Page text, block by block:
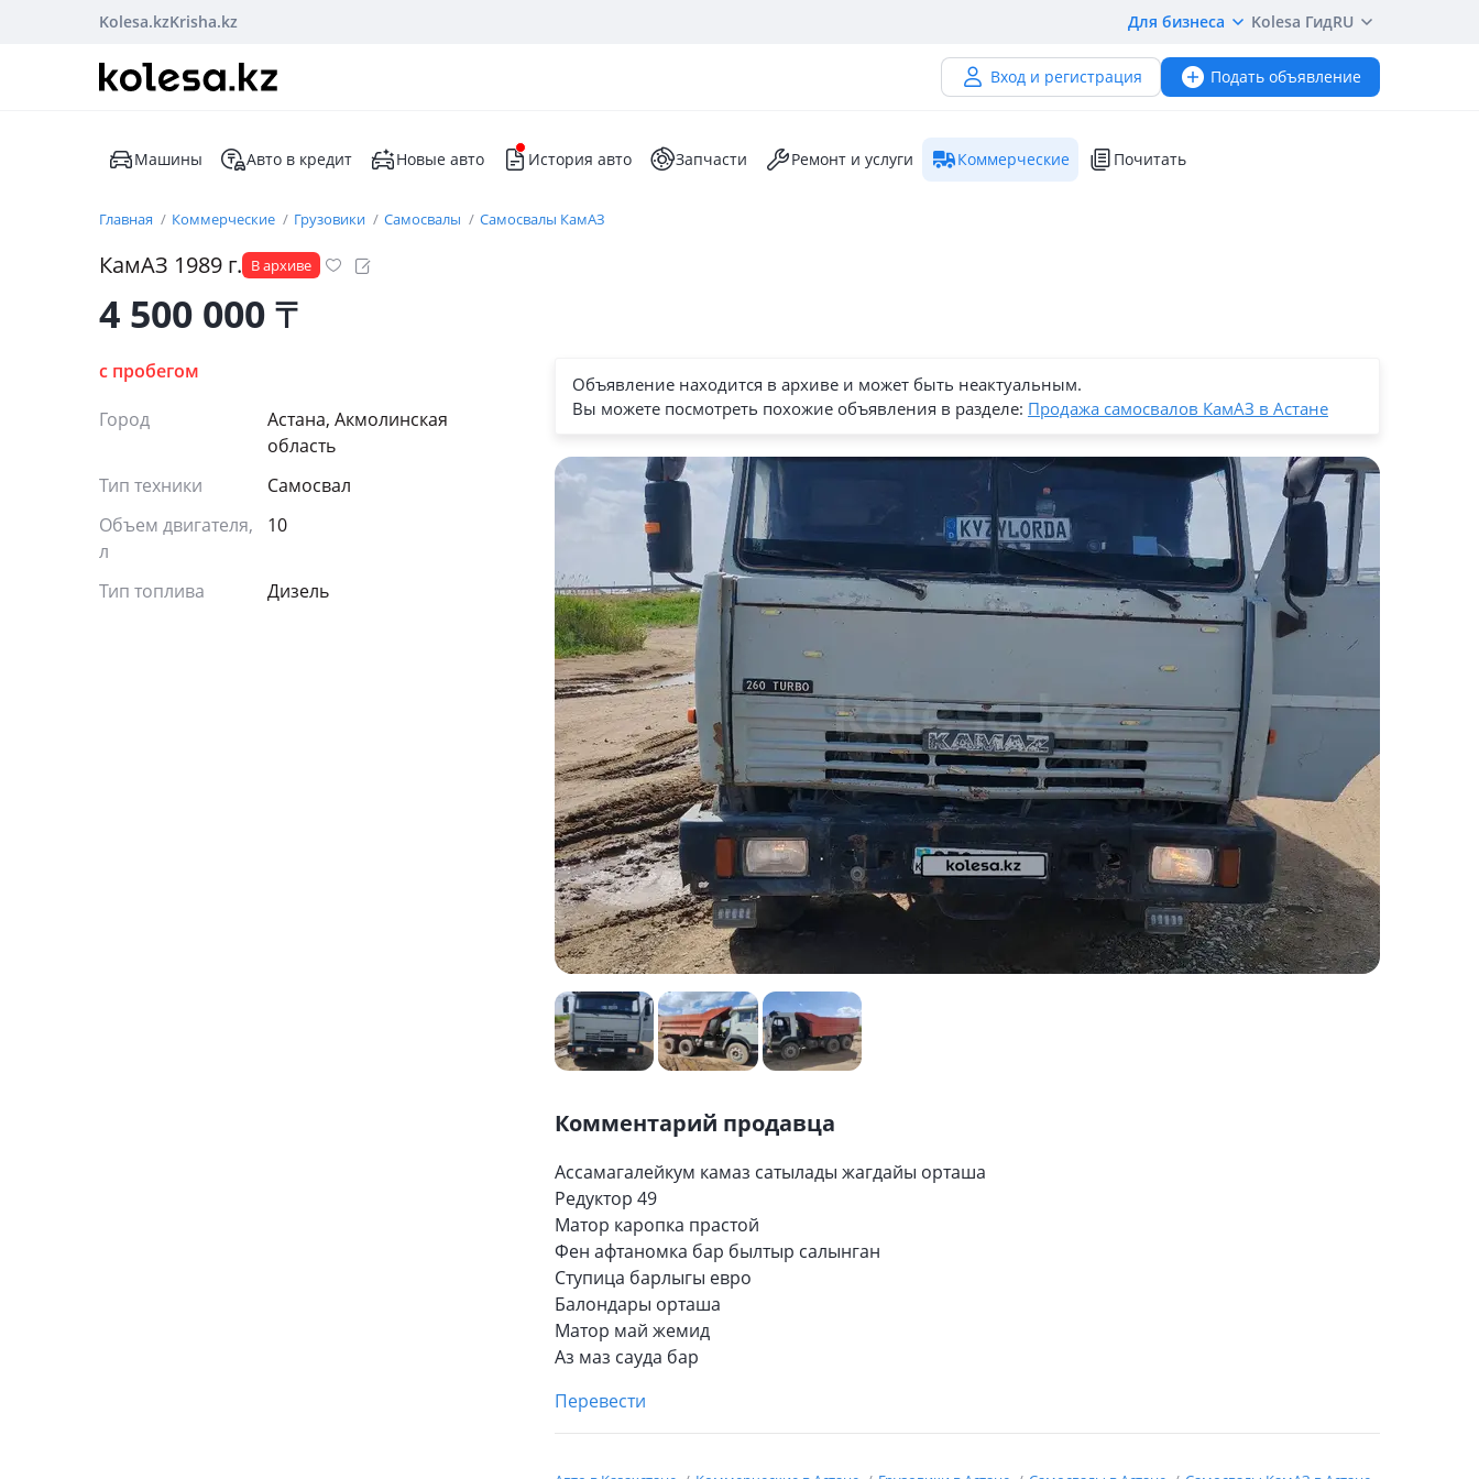
Kolesa.kzKrisha.kz Для бизнеса Kolesa ГидRU
Вход и регистрация Подать объявление
Машины Авто в кредит Новые авто История авто Запчасти Ремонт и услуги Коммерческие Почитать
Главная Коммерческие Грузовики Самосвалы Самосвалы КамАЗ
КамАЗ 1989 г. В архиве
4 500 000₸
с пробегом
Город
Астана, Акмолинская
область
Тип техники
Самосвал
Объем двигателя,
л
10
Тип топлива Дизель
Объявление находится в архиве и может быть неактуальным.
Вы можете посмотреть похожие объявления в разделе: Продажа самосвалов КамАЗ в Астане
Комментарий продавца
Ассамагалейкум камаз сатылады жагдайы орташа
Редуктор 49
Матор каропка прастой
Фен афтаномка бар былтыр салынган
Ступица барлыгы евро
Балондары орташа
Матор май жемид
Аз маз сауда бар
Перевести